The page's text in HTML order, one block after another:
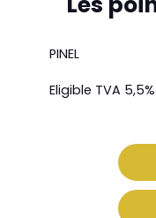
PINEL
Eligible TVA 5,5%